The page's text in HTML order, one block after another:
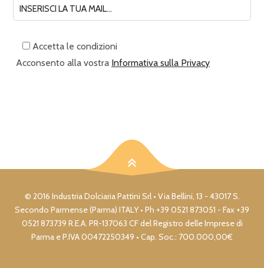
Accetta le condizioni
Acconsento alla vostra Informativa sulla Privacy
© 2016 Industria Dolciaria Pattini Srl • Via Bellini, 13 - 43017 S.
Secondo Parmense (Parma) ITALY • Ph +39 0521 873051 - Fax +39
0521 873739 R.E.A. PR-137063 CF del Registro delle Imprese di
Parma e P.IVA 00472250349 • Cap. Soc.: 700.000,00€